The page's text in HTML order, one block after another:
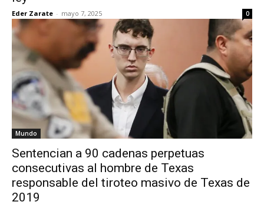
Eder Zarate - mayo 7, 2025 0
Mundo
Sentencian a 90 cadenas perpetuas
consecutivas al hombre de Texas
responsable del tiroteo masivo de Texas de
2019